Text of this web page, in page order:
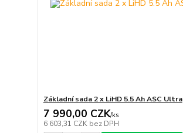
Základní sada 2 x LiHD 5.5 Ah ASC Ultra
7 990,00 CZK/ks
6 603,31 CZK bez DPH